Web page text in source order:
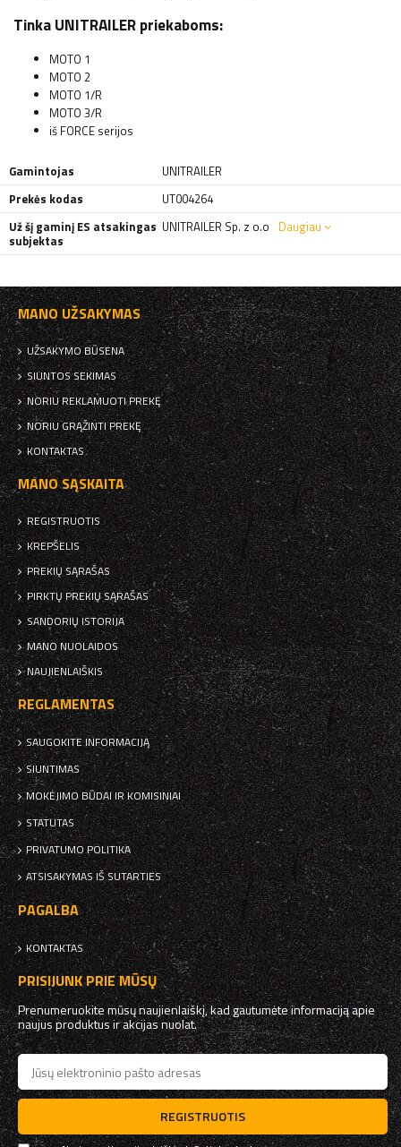
Tinka UNITRAILER priekaboms:
MOTO 1
MOTO 2
MOTO 1/R
MOTO 3/R
iš FORCE serijos
Gamintojas
UNITRAILER
Prekės kodas
UT004264
Už šį gaminį ES atsakingas
subjektas
UNITRAILER Sp. z o.o Daugiau
MANO UŽSAKYMAS
UŽSAKYMO BŪSENA
SIUNTOS SEKIMAS
NORIU REKLAMUOTI PREKĘ
NORIU GRĄŽINTI PREKĘ
KONTAKTAS
MANO SĄSKAITA
REGISTRUOTIS
KREPŠELIS
PREKIŲ SĄRAŠAS
PIRKTŲ PREKIŲ SĄRAŠAS
SANDORIŲ ISTORIJA
MANO NUOLAIDOS
NAUJIENLAIŠKIS
REGLAMENTAS
SAUGOKITE INFORMACIJĄ
SIUNTIMAS
MOKĖJIMO BŪDAI IR KOMISINIAI
STATUTAS
PRIVATUMO POLITIKA
ATSISAKYMAS IŠ SUTARTIES
PAGALBA
KONTAKTAS
PRISIJUNK PRIE MŪSŲ
Prenumeruokite mūsų naujienlaiškį, kad gautumėte informaciją apie
naujus produktus ir akcijas nuolat.
REGISTRUOTIS